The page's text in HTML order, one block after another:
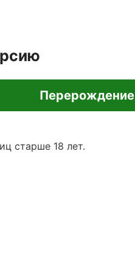
Перерождение
старше 18 лет.